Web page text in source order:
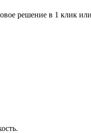
решение в 1 клик